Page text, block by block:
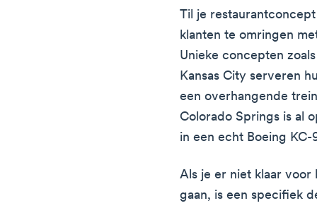
Til je
klanten te omringen
Unieke concepten
Kansas City serveren
een overhangende
Colorado Springs is al
in een echt Boeing
Als je er niet klaar
gaan, is een specifiek